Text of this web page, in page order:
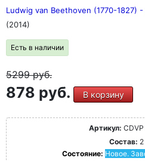
Мессиана, Булеза и
Рахманинова, Сибелиуса,
многих других.
Ludwig van Beethoven (1770-1827)
(2014)
Есть в наличии
5299руб.
878 руб. В корзину
Артикул:
Состав:
Состояние: Новое.